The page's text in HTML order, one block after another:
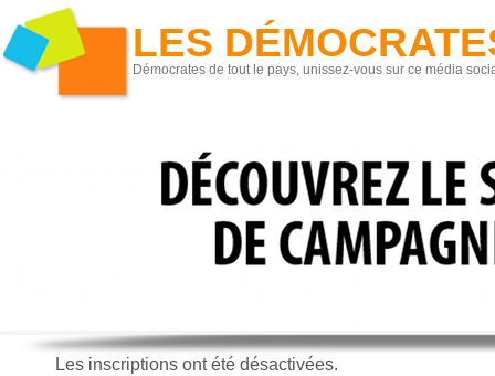
LES
Démocrates de tout le pays, unissez-vous sur ce média
Les inscriptions ont été désactivées.